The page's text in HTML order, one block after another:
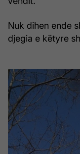
Nuk dihen ende
djegia e këtyre